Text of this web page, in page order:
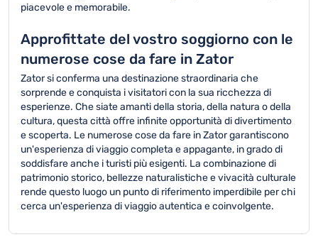
piacevole e memorabile.
Approfittate del vostro soggiorno con le
numerose cose da fare in Zator
Zator si conferma una destinazione straordinaria che
sorprende e conquista i visitatori con la sua ricchezza di
esperienze. Che siate amanti della storia, della natura o della
cultura, questa città offre infinite opportunità di divertimento
e scoperta. Le numerose cose da fare in Zator garantiscono
un'esperienza di viaggio completa e appagante, in grado di
soddisfare anche i turisti più esigenti. La combinazione di
patrimonio storico, bellezze naturalistiche e vivacità culturale
rende questo luogo un punto di riferimento imperdibile per chi
cerca un'esperienza di viaggio autentica e coinvolgente.